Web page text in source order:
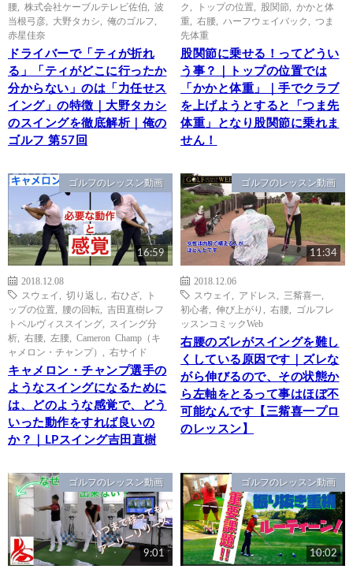
腰
株式会社ケーブルテレビ佐伯
波
当根弓彦
大野タカシ 俺のゴルフ
赤星佳奈
ドライバーで「ティが折れ
る」「ティがどこに行ったか
分からない」のは「力任せス
イング」の特徴｜大野タカシ
のスイングを徹底解析｜俺の
ゴルフ 第57回
ク
トップの位置 股関節
かかと体
重
右腰 ハーフウェイバック
つま
先体重
股関節に乗せる！ってどうい
う事？｜トップの位置では
「かかと体重」｜手でクラブ
を上げようとすると「つま先
体重」となり股関節に乗れま
せん！
ゴルフのレッスン動画
16:59
2018.12.08
スウェイ
切り返し 右ひざ
ト
ップの位置
腰の回転
吉田直樹レフ
トペルヴィススイング
スイング分
析
右腰 左腰
Cameron Champ（キ
ャメロン・チャンプ）
右サイド
キャメロン・チャンプ選手の
ようなスイングになるために
は、どのような感覚で、どう
いった動作をすれば良いの
か？｜LPスイング吉田直樹
ゴルフのレッスン動画
11:34
2018.12.06
スウェイ
アドレス 三觜喜一
初心者
伸び上がり 右腰
ゴルフレ
ッスンコミックWeb
右腰のズレがスイングを難し
くしている原因です｜ズレな
がら伸びるので、その状態か
ら左軸をとるって事はほぼ不
可能なんです【三觜喜一プロ
のレッスン】
ゴルフのレッスン動画
9:01
ゴルフのレッスン動画
10:02